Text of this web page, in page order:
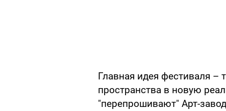
Главная идея фестиваля –
пространства в новую
"перепрошивают" Арт-